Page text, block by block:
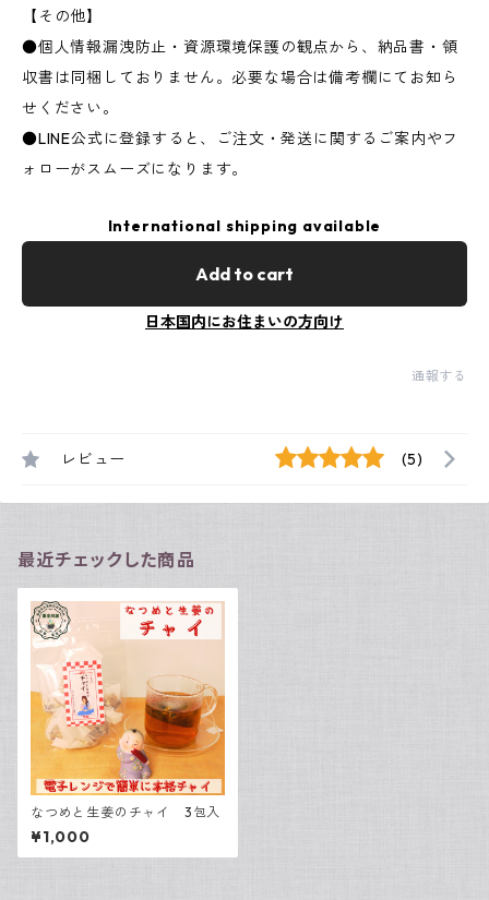
【その他】
●個人情報漏洩防止・資源環境保護の観点から、納品書・領
収書は同梱しておりません。必要な場合は備考欄にてお知ら
せください。
●LINE公式に登録すると、ご注文・発送に関するご案内やフ
ォローがスムーズになります。
International shipping available
Add to cart
日本国内にお住まいの方向け
通報する
レビュー (5)
最近チェックした商品
なつめと生姜のチャイ 3包入
¥1,000